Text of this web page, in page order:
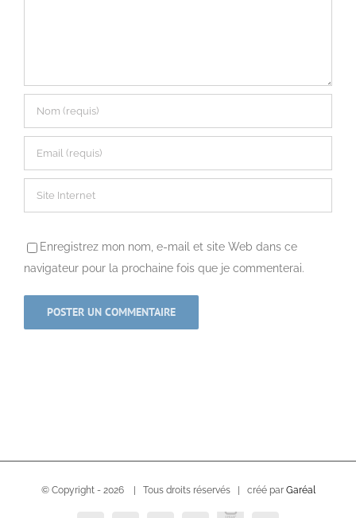
Enregistrez mon nom, e-mail et site Web dans ce
navigateur pour la prochaine fois que je commenterai.
© Copyright - 2026 | Tous droits réservés | créé par Garéal